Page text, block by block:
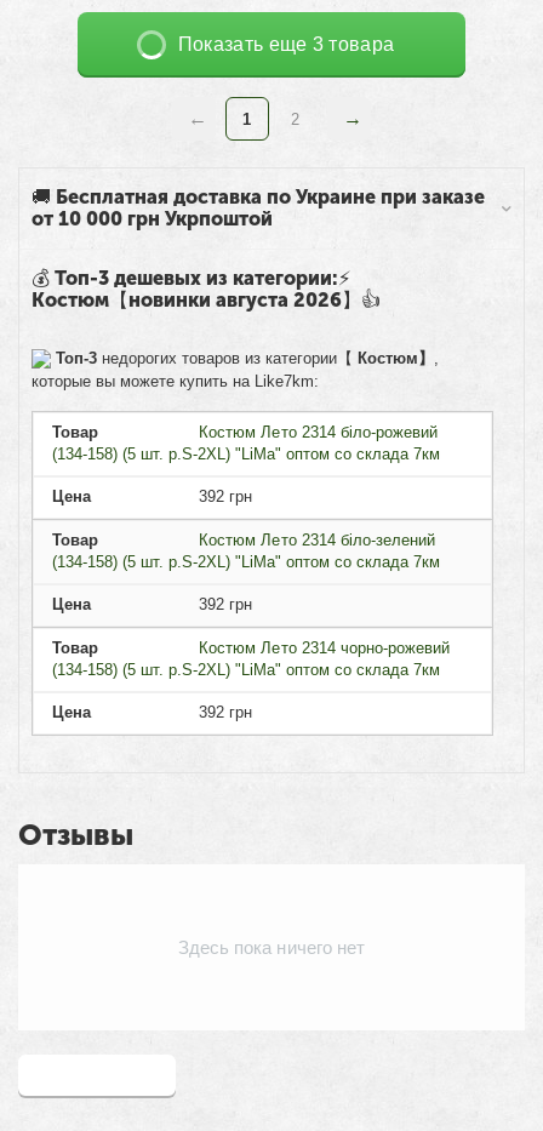
🚚 Бесплатная доставка по Украине при заказе
от 10 000 грн Укрпоштой
💰 Топ-3 дешевых из категории:⚡
Костюм【новинки августа 2026】👍
Топ-3 недорогих товаров из категории【 Костюм】 ,
которые вы можете купить на Like7km:
Товар
Костюм Лето 2314 біло-рожевий
(134-158) (5 шт. р.S-2XL) "LiMa" оптом со склада 7км
Цена 392 грн
Товар
Костюм Лето 2314 біло-зелений
(134-158) (5 шт. р.S-2XL) "LiMa" оптом со склада 7км
Цена 392 грн
Товар
Костюм Лето 2314 чорно-рожевий
(134-158) (5 шт. р.S-2XL) "LiMa" оптом со склада 7км
Цена 392 грн
Показать еще 3 товара
1 2
Отзывы
Здесь пока ничего нет